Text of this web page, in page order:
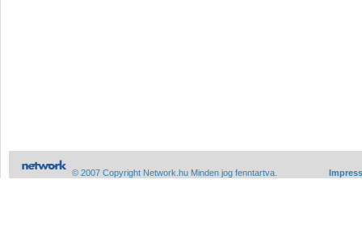
© 2007 Copyright Network.hu Minden jog fenntartva.